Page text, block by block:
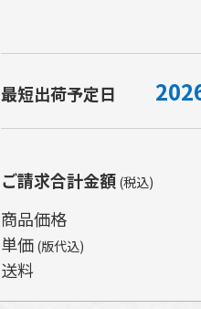
ゴムのパッドに写し取り、
す。
細かい文字や小さな絵柄
ができます。インクの厚み
ないため、大ロットの印刷
最短出荷予定日
ご請求合計金額 (税込)
商品価格
単価 (版代込)
送料